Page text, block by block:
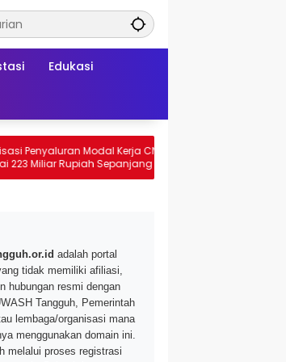
Edukasi
Modal Kerja CNAF
Rupiah Sepanjang Maret
adalah portal
tidak memiliki afiliasi,
hubungan resmi dengan
Tangguh, Pemerintah
lembaga/organisasi mana
menggunakan domain ini.
melalui proses registrasi